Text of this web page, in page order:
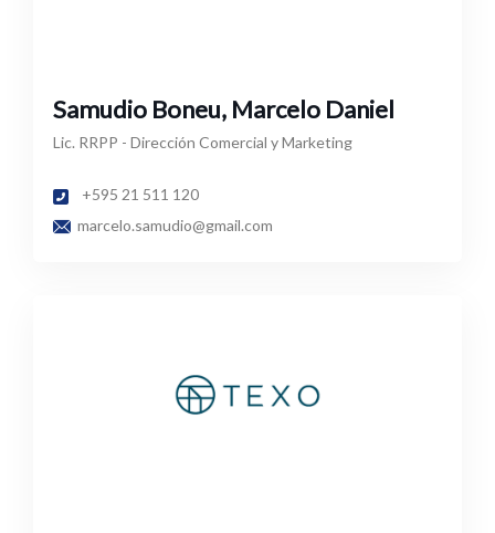
Samudio Boneu, Marcelo Daniel
Lic. RRPP - Dirección Comercial y Marketing
+595 21 511 120
marcelo.samudio@gmail.com